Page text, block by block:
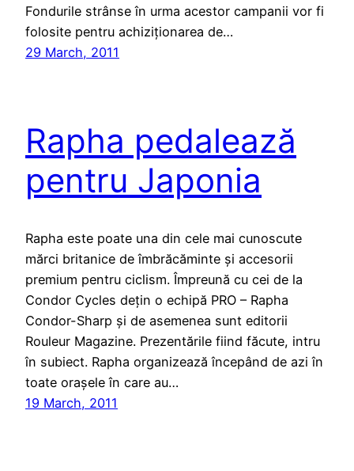
Fondurile strânse în urma acestor campanii vor fi
folosite pentru achiziționarea de…
29 March, 2011
Rapha pedalează
pentru Japonia
Rapha este poate una din cele mai cunoscute
mărci britanice de îmbrăcăminte și accesorii
premium pentru ciclism. Împreună cu cei de la
Condor Cycles dețin o echipă PRO – Rapha
Condor-Sharp și de asemenea sunt editorii
Rouleur Magazine. Prezentările fiind făcute, intru
în subiect. Rapha organizează începând de azi în
toate orașele în care au…
19 March, 2011